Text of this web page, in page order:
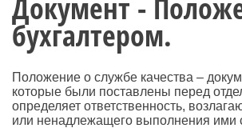
Документ -
бухгалтером.
Положение о службе качества –
которые были поставлены перед
определяет ответственность,
или ненадлежащего выполнения ими